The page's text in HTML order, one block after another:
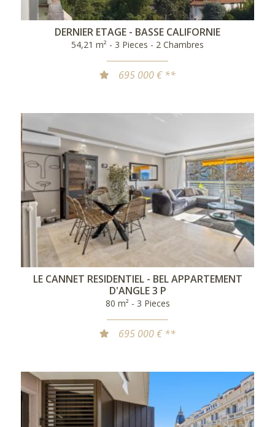
DERNIER ETAGE - BASSE CALIFORNIE
54,21 m² - 3 Pieces - 2 Chambres
695 000 € **
LE CANNET RESIDENTIEL - BEL APPARTEMENT
D'ANGLE 3 P
80 m² - 3 Pieces
695 000 € **